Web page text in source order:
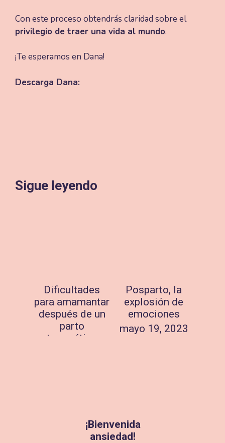
Con este proceso obtendrás claridad sobre el
privilegio de traer una vida al mundo.
¡Te esperamos en Dana!
Descarga Dana:
Sigue leyendo
Dificultades
para amamantar
después de un
parto
traumático
Posparto, la
explosión de
emociones
mayo 19, 2023
¡Bienvenida
ansiedad!